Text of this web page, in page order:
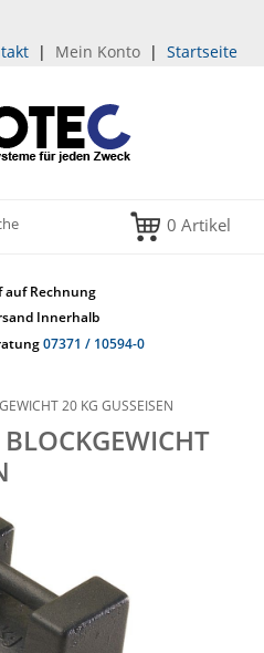
Startseite
|
Mein Konto
|
0 Artikel
auf Rechnung
Innerhalb
07371 / 10594-0
20 KG GUSSEISEN